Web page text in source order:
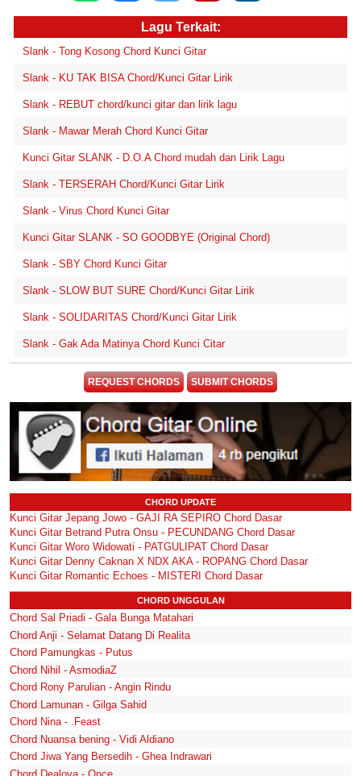
Lagu Terkait:
Slank - Tong Kosong Chord Kunci Gitar
Slank - KU TAK BISA Chord/Kunci Gitar Lirik
Slank - REBUT chord/kunci gitar dan lirik lagu
Slank - Mawar Merah Chord Kunci Gitar
Kunci Gitar SLANK - D.O.A Chord mudah dan Lirik Lagu
Slank - TERSERAH Chord/Kunci Gitar Lirik
Slank - Virus Chord Kunci Gitar
Kunci Gitar SLANK - SO GOODBYE (Original Chord)
Slank - SBY Chord Kunci Gitar
Slank - SLOW BUT SURE Chord/Kunci Gitar Lirik
Slank - SOLIDARITAS Chord/Kunci Gitar Lirik
Slank - Gak Ada Matinya Chord Kunci Citar
REQUEST CHORDS SUBMIT CHORDS
CHORD UPDATE
Kunci Gitar Jepang Jowo - GAJI RA SEPIRO Chord Dasar
Kunci Gitar Betrand Putra Onsu - PECUNDANG Chord Dasar
Kunci Gitar Woro Widowati - PATGULIPAT Chord Dasar
Kunci Gitar Denny Caknan X NDX AKA - ROPANG Chord Dasar
Kunci Gitar Romantic Echoes - MISTERI Chord Dasar
CHORD UNGGULAN
Chord Sal Priadi - Gala Bunga Matahari
Chord Anji - Selamat Datang Di Realita
Chord Pamungkas - Putus
Chord Nihil - AsmodiaZ
Chord Rony Parulian - Angin Rindu
Chord Lamunan - Gilga Sahid
Chord Nina - .Feast
Chord Nuansa bening - Vidi Aldiano
Chord Jiwa Yang Bersedih - Ghea Indrawari